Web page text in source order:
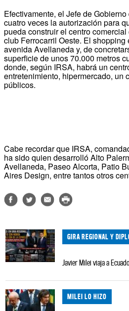
Efectivamente, el Jefe de
cuatro veces la autorización para
pueda construir el centro
club Ferrocarril Oeste. El shopping
avenida Avellaneda y, de
superficie de unos 70.000 metros
donde, según IRSA, habrá un
entretenimiento, hipermercado, un
públicos.
Cabe recordar que IRSA,
ha sido quien desarrolló Alto
Avellaneda, Paseo Alcorta, Patio
Aires Design, entre tantos otros
GIRA REGIONAL Y
Javier Milei viaja a
MILEI LO HIZO